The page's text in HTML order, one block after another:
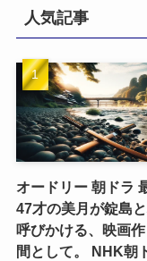
人気記事
オードリー 朝ドラ
47才の美月が錠島
呼びかける、映画
間として。 NHK朝